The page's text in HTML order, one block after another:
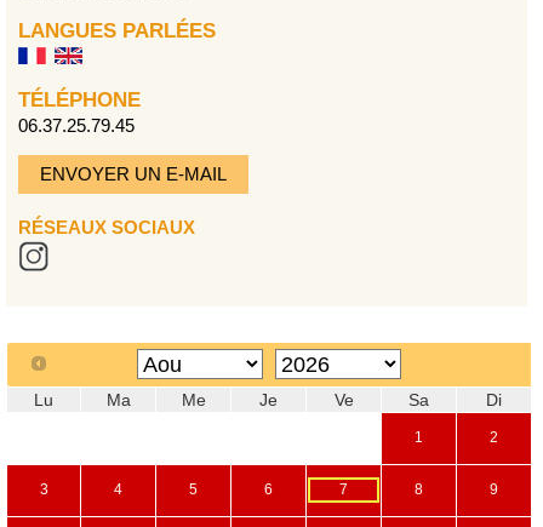
LANGUES PARLÉES
TÉLÉPHONE
06.37.25.79.45
ENVOYER UN E-MAIL
RÉSEAUX SOCIAUX
Lu Ma Me Je Ve Sa Di
1 2
3 4 5 6 7 8 9